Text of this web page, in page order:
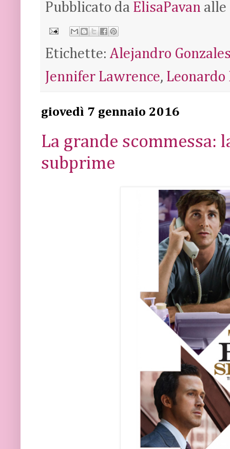
Pubblicato da ElisaPavan alle
Etichette: Alejandro
Jennifer Lawrence, Leonardo
giovedì 7 gennaio 2016
La grande scommessa:
subprime